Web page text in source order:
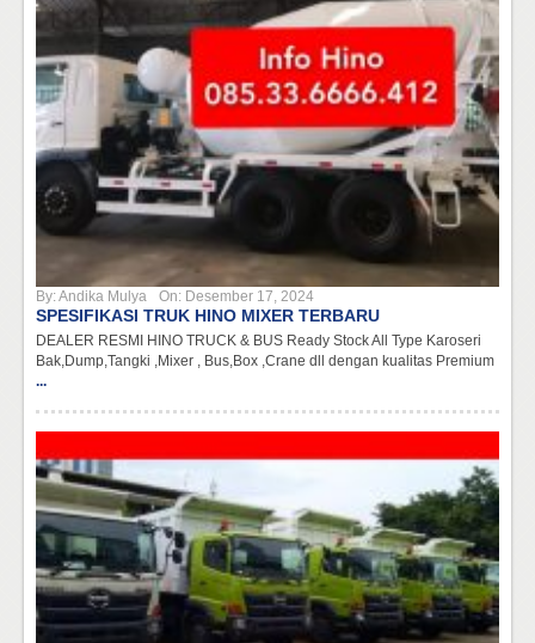
By:Andika Mulya On: Desember 17, 2024
SPESIFIKASI TRUK HINO MIXER TERBARU
DEALER RESMI HINO TRUCK & BUS Ready Stock All Type Karoseri
Bak,Dump,Tangki ,Mixer , Bus,Box ,Crane dll dengan kualitas Premium
...